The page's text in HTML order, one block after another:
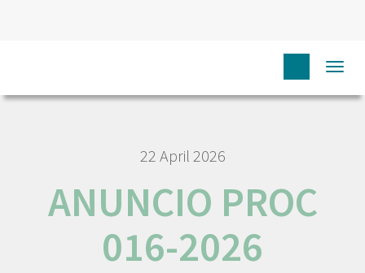
ANUNCIO PROC 016-2026
22 April 2026
ANUNCIO PROC
016-2026